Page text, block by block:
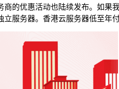
的优惠活动也陆续发布。如
服务器。香港云服务器低至年